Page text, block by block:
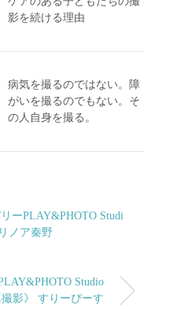
影を続ける理由
病気を撮るのではない。障
がいを撮るのでもない。そ
の人自身を撮る。
ーPLAY&PHOTO Studi
ノア秦野
Studio
撮影》 すりーぴーす